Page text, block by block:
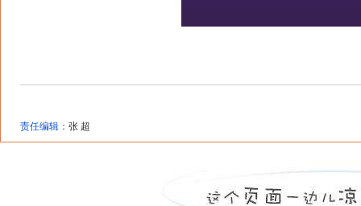
责任编辑： 张 超